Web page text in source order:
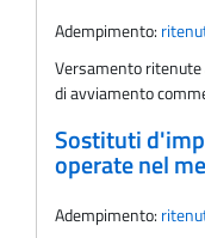
Adempimento:
Versamento
di avviamento
Sostituti
operate nel
Adempimento: